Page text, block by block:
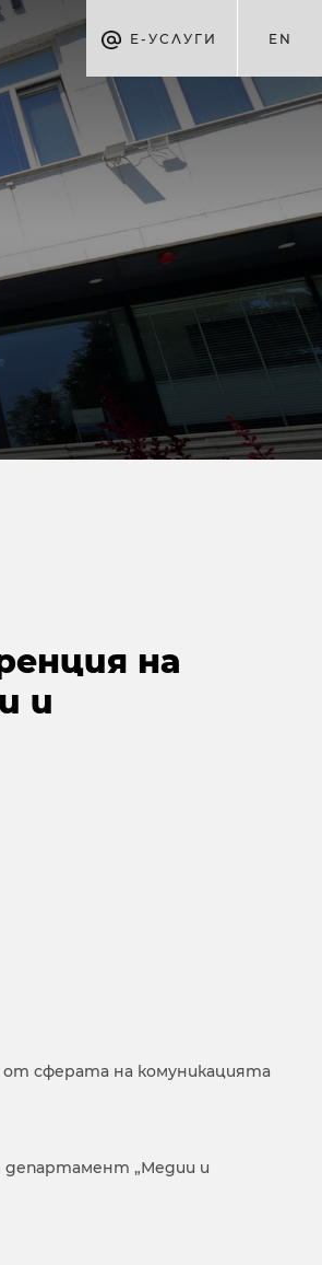
Е-УСЛУГИ EN
на
и
сферата на комуникацията
„Медии и